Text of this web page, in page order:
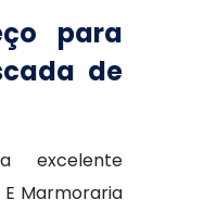
para
de
excelente
E Marmoraria